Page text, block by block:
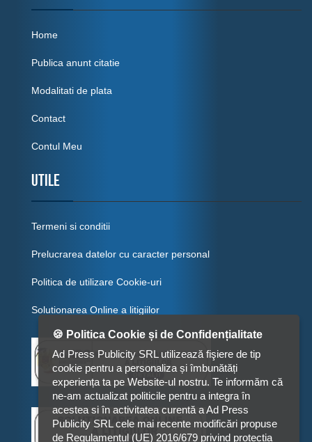
Home
Publica anunt citatie
Modalitati de plata
Contact
Contul Meu
Utile
Termeni si conditii
Prelucrarea datelor cu caracter personal
Politica de utilizare Cookie-uri
Solutionarea Online a litigiilor
🍪 Politica Cookie și de Confidențialitate
Ad Press Publicity SRL utilizează fişiere de tip
cookie pentru a personaliza și îmbunătăți
experiența ta pe Website-ul nostru. Te informăm că
ne-am actualizat politicile pentru a integra în
acestea si în activitatea curentă a Ad Press
Publicity SRL cele mai recente modificări propuse
de Regulamentul (UE) 2016/679 privind protecția